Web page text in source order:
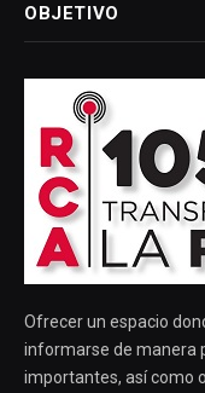
OBJETIVO
Ofrecer un espacio
informarse de manera
importantes, así como